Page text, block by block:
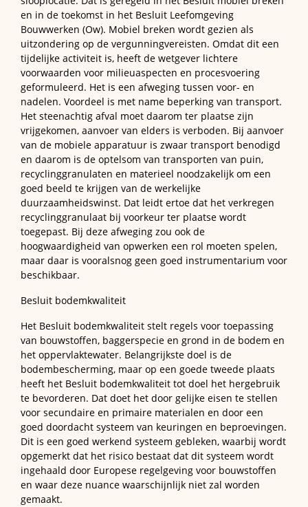
en in de toekomst in het Besluit Leefomgeving
Bouwwerken (Ow). Mobiel breken wordt gezien als
uitzondering op de vergunningvereisten. Omdat dit een
tijdelijke activiteit is, heeft de wetgever lichtere
voorwaarden voor milieuaspecten en procesvoering
geformuleerd. Het is een afweging tussen voor- en
nadelen. Voordeel is met name beperking van transport.
Het steenachtig afval moet daarom ter plaatse zijn
vrijgekomen, aanvoer van elders is verboden. Bij aanvoer
van de mobiele apparatuur is zwaar transport benodigd
en daarom is de optelsom van transporten van puin,
recyclinggranulaten en materieel noodzakelijk om een
goed beeld te krijgen van de werkelijke
duurzaamheidswinst. Dat leidt ertoe dat het verkregen
recyclinggranulaat bij voorkeur ter plaatse wordt
toegepast. Bij deze afweging zou ook de
hoogwaardigheid van opwerken een rol moeten spelen,
maar daar is vooralsnog geen goed instrumentarium voor
beschikbaar.
Besluit bodemkwaliteit
Het Besluit bodemkwaliteit stelt regels voor toepassing
van bouwstoffen, baggerspecie en grond in de bodem en
het oppervlaktewater. Belangrijkste doel is de
bodembescherming, maar op een goede tweede plaats
heeft het Besluit bodemkwaliteit tot doel het hergebruik
te bevorderen. Dat doet het door gelijke eisen te stellen
voor secundaire en primaire materialen en door een
goed doordacht systeem van keuringen en beproevingen.
Dit is een goed werkend systeem gebleken, waarbij wordt
opgemerkt dat het risico bestaat dat dit systeem wordt
ingehaald door Europese regelgeving voor bouwstoffen
en waar deze nuance waarschijnlijk niet zal worden
gemaakt.